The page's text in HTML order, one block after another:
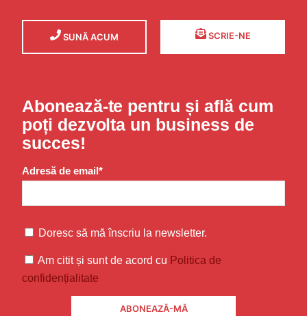
SUNĂ ACUM SCRIE-NE
Abonează-te pentru și află cum
poți dezvolta un business de
succes!
Adresă de email*
Doresc să mă înscriu la newsletter.
Am citit și sunt de acord cu Politica de
confidențialitate